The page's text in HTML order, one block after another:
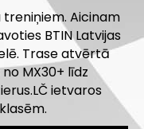
Aicinam
BTIN Latvijas
Trase atvērtā
MX30+ līdz
ietvaros